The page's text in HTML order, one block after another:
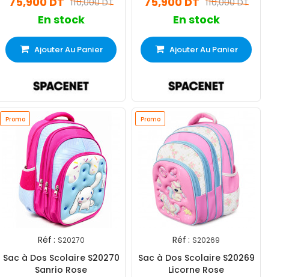
En stock
Ajouter Au Panier
En stock
Ajouter Au Panier
Promo
Réf : S20270
Sac à Dos Scolaire S20270
Sanrio Rose
Promo
Réf : S20269
Sac à Dos Scolaire S20269
Licorne Rose